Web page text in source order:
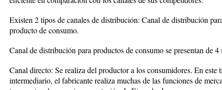
Existen 2 tipos de canales de distribución: Canal de distribución
producto de consumo.
Canal de distribución para productos de consumo se presentan de 4
Canal directo: Se realiza del productor a los consumidores. En
intermediario, el fabricante realiza muchas de las funciones de